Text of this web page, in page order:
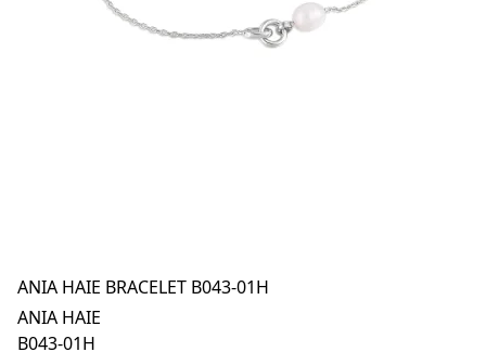
ANIA HAIE BRACELET B043-01H
ANIA HAIE
B043-01H